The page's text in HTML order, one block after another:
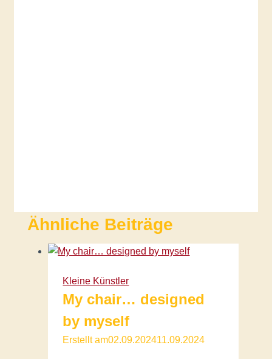
Ähnliche Beiträge
Kleine Künstler
My chair… designed
by myself
Erstellt am02.09.202411.09.2024